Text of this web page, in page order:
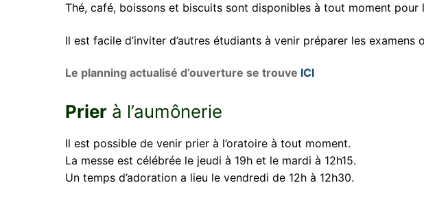
Thé, café, boissons et biscuits sont disponibles à tout moment pour
Il est facile d’inviter d’autres étudiants à venir préparer les examens
Le planning actualisé d’ouverture se trouve ICI
Prier à l’aumônerie
Il est possible de venir prier à l’oratoire à tout moment.
La messe est célébrée le jeudi à 19h et le mardi à 12h15.
Un temps d’adoration a lieu le vendredi de 12h à 12h30.